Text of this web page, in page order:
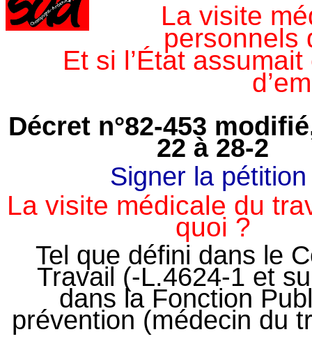
La visite
personnels
Et si l’État
Décret n°82‐453
22 à 28‐2
Signer la pétition
La visite médicale du
quoi ?
Tel que défini dans le
Travail (‐L.4624‐1 et
dans la Fonction
prévention (médecin du